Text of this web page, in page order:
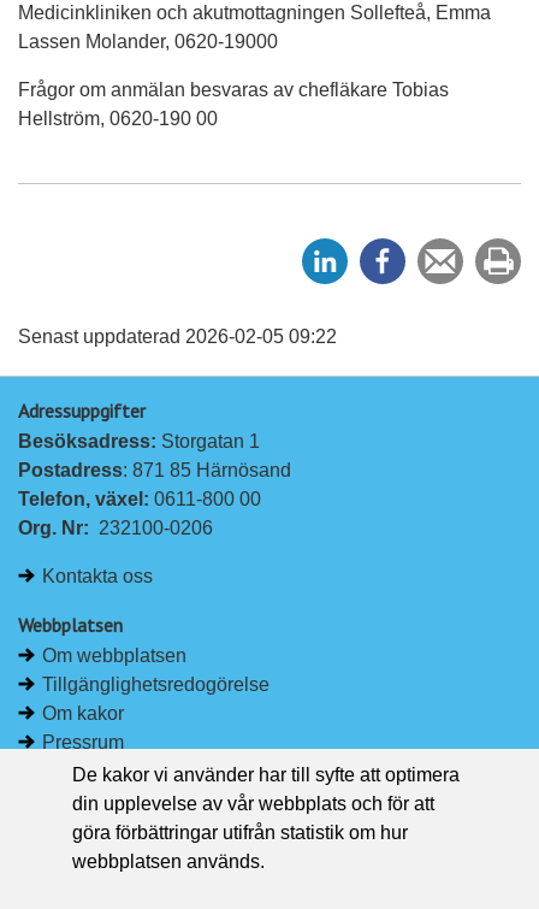
Medicinkliniken och akutmottagningen Sollefteå, Emma
Lassen Molander, 0620-19000
Frågor om anmälan besvaras av chefläkare Tobias
Hellström, 0620-190 00
e
e
Tipsa
en
ut
Senast uppdaterad 2026-02-05 09:22
Adressuppgifter
Besöksadress: Storgatan 1
Postadress: 871 85 Härnösand
Telefon, växel: 0611-800 00
Org. Nr: 232100-0206
Kontakta oss
Webbplatsen
Om webbplatsen
Tillgänglighetsredogörelse
Om kakor
Pressrum
Håll dig uppdaterad
Följ Region Västernorrland på Facebook
Region Västernorrland i sociala medier
De kakor vi använder har till syfte att optimera
din upplevelse av vår webbplats och för att
göra förbättringar utifrån statistik om hur
webbplatsen används.